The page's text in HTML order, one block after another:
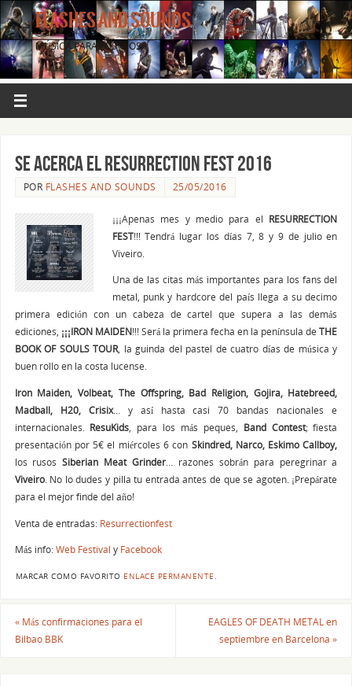
FLASHES AND SOUNDS
MÚSICA PARA LOS OJOS.
SE ACERCA EL RESURRECTION FEST 2016
POR FLASHES AND SOUNDS 25/05/2016
¡¡¡Apenas mes y medio para el RESURRECTION
FEST!!! Tendrá lugar los días 7, 8 y 9 de julio en
Viveiro.
Una de las citas más importantes para los fans del
metal, punk y hardcore del país llega a su decimo
primera edición con un cabeza de cartel que supera a las demás
ediciones, ¡¡¡IRON MAIDEN!!! Será la primera fecha en la península deTHE
BOOK OF SOULS TOUR, la guinda del pastel de cuatro días de música y
buen rollo en la costa lucense.
Iron Maiden, Volbeat, The Offspring, Bad Religion, Gojira, Hatebreed,
Madball, H20, Crisix… y así hasta casi 70 bandas nacionales e
internacionales. ResuKids , para los más peques, Band Contest; fiesta
presentación por 5€ el miércoles 6 con Skindred, Narco, Eskimo Callboy,
los rusos Siberian Meat Grinder… razones sobrán para peregrinar a
Viveiro. No lo dudes y pilla tu entrada antes de que se agoten. ¡Prepárate
para el mejor finde del año!
Venta de entradas: Resurrectionfest
Más info:Web Festival y Facebook
MARCAR COMO FAVORITO ENLACE PERMANENTE.
«Más confirmaciones para el
Bilbao BBK
EAGLES OF DEATH METAL en
septiembre en Barcelona»